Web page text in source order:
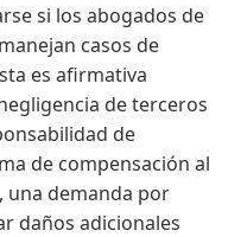
si los abogados de
casos de
es afirmativa
de terceros
de
de compensación al
una demanda por
daños adicionales